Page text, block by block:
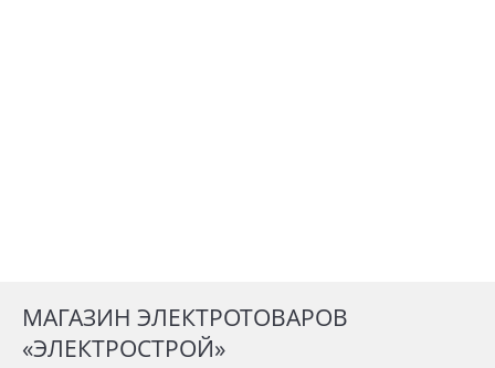
МАГАЗИН ЭЛЕКТРОТОВАРОВ
«ЭЛЕКТРОСТРОЙ»